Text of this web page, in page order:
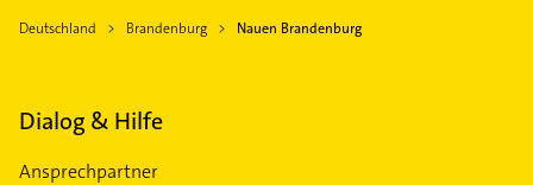
Deutschland Brandenburg Nauen Brandenburg
Dialog & Hilfe
Ansprechpartner